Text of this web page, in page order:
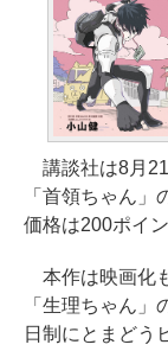
講談社は8月
「首領ちゃん
価格は200ポイン
本作は映画化
「生理ちゃん
日制にとまどう